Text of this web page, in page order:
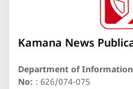
Kamana News
Department of
No: : 626/074-075